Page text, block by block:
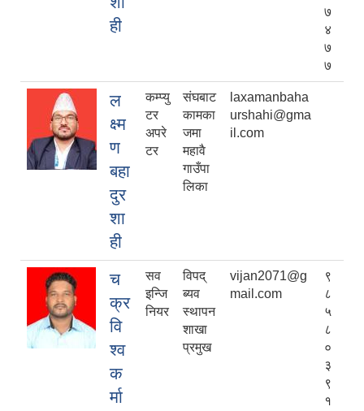
ही
७
४
७
७
ल
क्ष्म
ण
बहा
दुर
शा
ही
कम्प्यु
टर
अपरे
टर
संघबाट
कामका
जमा
महावै
गाउँपा
लिका
laxamanbaha
urshahi@gma
il.com
च
क्र
वि
श्व
क
र्मा
सव
इन्जि
नियर
विपद्
ब्यव
स्थापन
शाखा
प्रमुख
vijan2071@g
mail.com
९
८
५
८
०
३
९
१